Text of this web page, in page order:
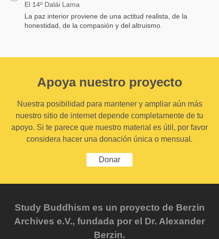
El 14º Dalái Lama
La paz interior proviene de una actitud realista, de la
honestidad, de la compasión y del altruismo.
Apoya nuestro proyecto
Nuestra posibilidad para mantener y ampliar aún más
nuestro sitio de internet depende completamente de tu
apoyo. Si te parece que nuestro material es útil, por favor
considera hacer una donación única o mensual.
Donar
Study Buddhism es un proyecto de Berzin
Archives e.V., fundada por el Dr. Alexander
Berzin.